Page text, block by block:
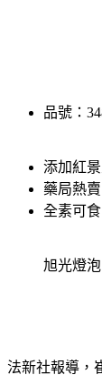
品號：
添加紅
藥局熱賣
全素可食
旭光燈
法新社報導，